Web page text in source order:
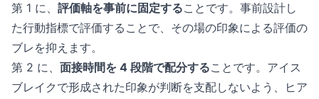
第 1 に、 評価軸を事前に固定することです。事前設計し
た行動指標で評価することで、その場の印象による評価の
ブレを抑えます。
第 2 に、 面接時間を 4 段階で配分することです。アイス
ブレイクで形成された印象が判断を支配しないよう、ヒア